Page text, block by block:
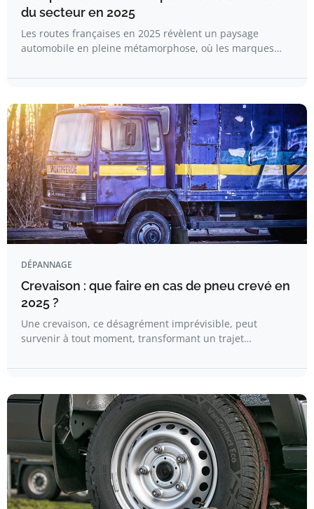
du secteur en 2025
Les routes françaises en 2025 révèlent un paysage
automobile en pleine métamorphose, où les marques…
DÉPANNAGE
Crevaison : que faire en cas de pneu crevé en
2025 ?
Une crevaison, ce désagrément imprévisible, peut
survenir à tout moment, transformant un trajet…